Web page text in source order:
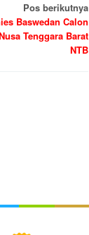
Pos berikutnya
Baswedan Calon
Tenggara Barat
NTB